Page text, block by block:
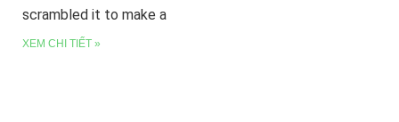
scrambled it to make a
XEM CHI TIẾT »